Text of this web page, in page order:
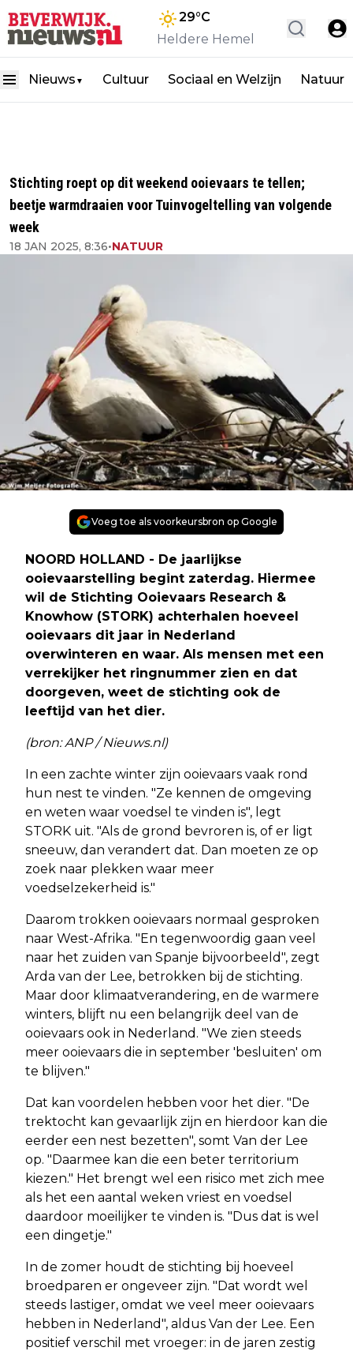
29°C
Heldere Hemel
Nieuws ▼ Cultuur Sociaal en Welzijn Natuur
Stichting roept op dit weekend ooievaars te tellen;
beetje warmdraaien voor Tuinvogeltelling van volgende
week
18 JAN 2025, 8:36•NATUUR
Voeg toe als voorkeursbron op Google
NOORD HOLLAND - De jaarlijkse
ooievaarstelling begint zaterdag. Hiermee
wil de Stichting Ooievaars Research &
Knowhow (STORK) achterhalen hoeveel
ooievaars dit jaar in Nederland
overwinteren en waar. Als mensen met een
verrekijker het ringnummer zien en dat
doorgeven, weet de stichting ook de
leeftijd van het dier.
(bron: ANP / Nieuws.nl)
In een zachte winter zijn ooievaars vaak rond
hun nest te vinden. "Ze kennen de omgeving
en weten waar voedsel te vinden is", legt
STORK uit. "Als de grond bevroren is, of er ligt
sneeuw, dan verandert dat. Dan moeten ze op
zoek naar plekken waar meer
voedselzekerheid is."
Daarom trokken ooievaars normaal gesproken
naar West-Afrika. "En tegenwoordig gaan veel
naar het zuiden van Spanje bijvoorbeeld", zegt
Arda van der Lee, betrokken bij de stichting.
Maar door klimaatverandering, en de warmere
winters, blijft nu een belangrijk deel van de
ooievaars ook in Nederland. "We zien steeds
meer ooievaars die in september 'besluiten' om
te blijven."
Dat kan voordelen hebben voor het dier. "De
trektocht kan gevaarlijk zijn en hierdoor kan die
eerder een nest bezetten", somt Van der Lee
op. "Daarmee kan die een beter territorium
kiezen." Het brengt wel een risico met zich mee
als het een aantal weken vriest en voedsel
daardoor moeilijker te vinden is. "Dus dat is wel
een dingetje."
In de zomer houdt de stichting bij hoeveel
broedparen er ongeveer zijn. "Dat wordt wel
steeds lastiger, omdat we veel meer ooievaars
hebben in Nederland", aldus Van der Lee. Een
positief verschil met vroeger: in de jaren zestig